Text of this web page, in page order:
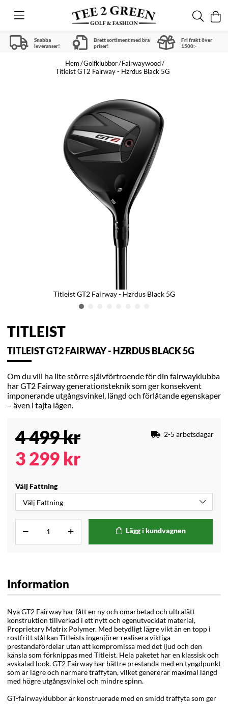
Snabba
leveranser!
Brett sortiment med bra
priser!
Fri frakt över
1500:-
Hem Golfklubbor Fairwaywood
Titleist GT2 Fairway - Hzrdus Black 5G
Titleist GT2 Fairway - Hzrdus Black 5G
TITLEIST
TITLEIST GT2 FAIRWAY - HZRDUS BLACK 5G
Om du vill ha lite större självförtroende för din fairwayklubba
har GT2 Fairway generationsteknik som ger konsekvent
imponerande utgångsvinkel, längd och förlåtande egenskaper
– även i tajta lägen.
4 499kr
3 299 kr
2-5 arbetsdagar
Välj Fattning
Lägg i kundvagnen
Information
Nya GT2 Fairway har fått en ny och omarbetad och ultralätt
konstruktion tillverkad i ett nytt och egenutvecklat material,
Proprietary Matrix Polymer. Med betydligt lägre vikt än en topp i
rostfritt stål kan Titleists ingenjörer realisera viktiga
prestandafördelar utan att kompromissa med det ljud och den
känsla som förknippas med Titleist. Hela paketet har en klassisk och
avskalad look. GT2 Fairway har bättre prestanda med en tyngdpunkt
som är lägre och närmare träffytan, vilket genererar maximal längd
med högre utgångsvinkel och mindre spinn.
GT-fairwayklubbor är konstruerade med en smidd träffyta som ger